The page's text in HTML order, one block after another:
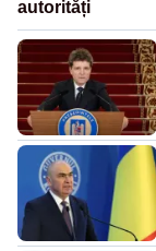
autorități